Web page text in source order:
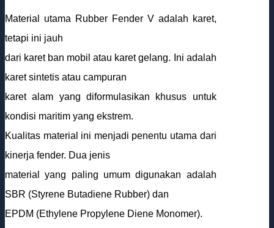
Material utama Rubber Fender V adalah karet,
tetapi ini jauh
dari karet ban mobil atau karet gelang. Ini adalah
karet sintetis atau campuran
karet alam yang diformulasikan khusus untuk
kondisi maritim yang ekstrem.
Kualitas material ini menjadi penentu utama dari
kinerja fender. Dua jenis
material yang paling umum digunakan adalah
SBR (Styrene Butadiene Rubber) dan
EPDM (Ethylene Propylene Diene Monomer).